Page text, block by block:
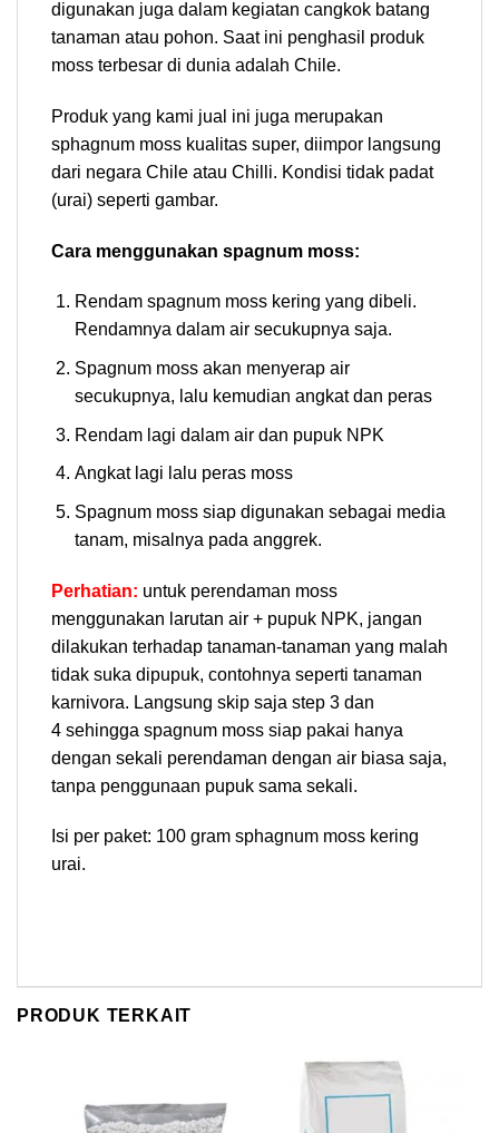
digunakan juga dalam kegiatan cangkok batang
tanaman atau pohon. Saat ini penghasil produk
moss terbesar di dunia adalah Chile.
Produk yang kami jual ini juga merupakan
sphagnum moss kualitas super, diimpor langsung
dari negara Chile atau Chilli. Kondisi tidak padat
(urai) seperti gambar.
Cara menggunakan spagnum moss:
Rendam spagnum moss kering yang dibeli.
Rendamnya dalam air secukupnya saja.
Spagnum moss akan menyerap air
secukupnya, lalu kemudian angkat dan peras
Rendam lagi dalam air dan pupuk NPK
Angkat lagi lalu peras moss
Spagnum moss siap digunakan sebagai media
tanam, misalnya pada anggrek.
Perhatian: untuk perendaman moss
menggunakan larutan air + pupuk NPK, jangan
dilakukan terhadap tanaman-tanaman yang malah
tidak suka dipupuk, contohnya seperti tanaman
karnivora. Langsung skip saja step 3 dan
4 sehingga spagnum moss siap pakai hanya
dengan sekali perendaman dengan air biasa saja,
tanpa penggunaan pupuk sama sekali.
Isi per paket: 100 gram sphagnum moss kering
urai.
PRODUK TERKAIT